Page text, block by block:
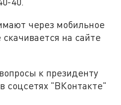
через мобильное
на сайте
к президенту
соцсетях "ВКонтакте"